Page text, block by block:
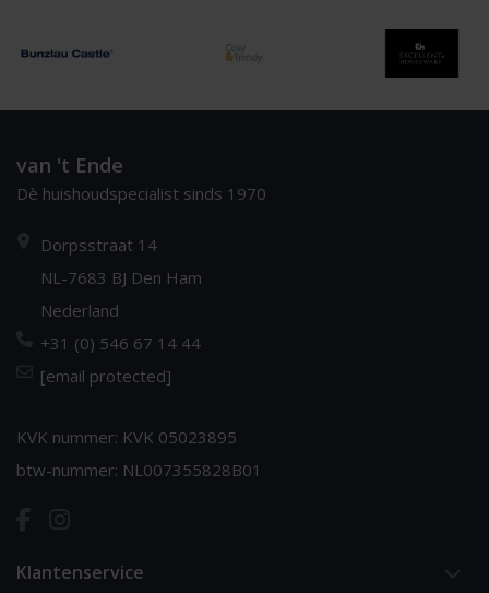
van 't Ende
Dè huishoudspecialist sinds 1970
Dorpsstraat 14
NL-7683 BJ Den Ham
Nederland
+31 (0) 546 67 14 44
[email protected]
KVK nummer: KVK 05023895
btw-nummer: NL007355828B01
Klantenservice